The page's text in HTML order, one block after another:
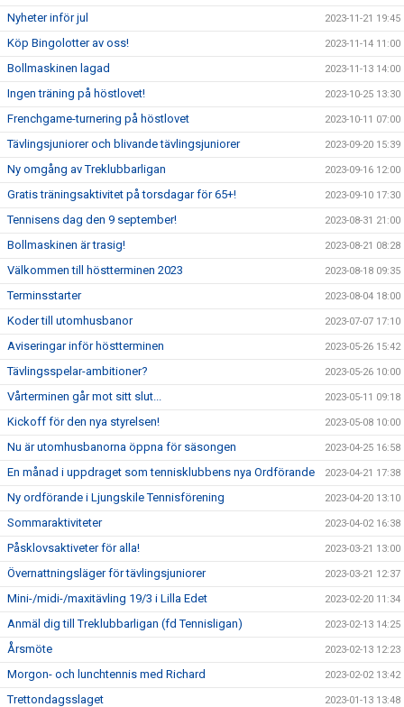
Nyheter inför jul 2023-11-21 19:45
Köp Bingolotter av oss! 2023-11-14 11:00
Bollmaskinen lagad 2023-11-13 14:00
Ingen träning på höstlovet! 2023-10-25 13:30
Frenchgame-turnering på höstlovet 2023-10-11 07:00
Tävlingsjuniorer och blivande tävlingsjuniorer 2023-09-20 15:39
Ny omgång av Treklubbarligan 2023-09-16 12:00
Gratis träningsaktivitet på torsdagar för 65+! 2023-09-10 17:30
Tennisens dag den 9 september! 2023-08-31 21:00
Bollmaskinen är trasig! 2023-08-21 08:28
Välkommen till höstterminen 2023 2023-08-18 09:35
Terminsstarter 2023-08-04 18:00
Koder till utomhusbanor 2023-07-07 17:10
Aviseringar inför höstterminen 2023-05-26 15:42
Tävlingsspelar-ambitioner? 2023-05-26 10:00
Vårterminen går mot sitt slut... 2023-05-11 09:18
Kickoff för den nya styrelsen! 2023-05-08 10:00
Nu är utomhusbanorna öppna för säsongen 2023-04-25 16:58
En månad i uppdraget som tennisklubbens nya Ordförande 2023-04-21 17:38
Ny ordförande i Ljungskile Tennisförening 2023-04-20 13:10
Sommaraktiviteter 2023-04-02 16:38
Påsklovsaktiveter för alla! 2023-03-21 13:00
Övernattningsläger för tävlingsjuniorer 2023-03-21 12:37
Mini-/midi-/maxitävling 19/3 i Lilla Edet 2023-02-20 11:34
Anmäl dig till Treklubbarligan (fd Tennisligan) 2023-02-13 14:25
Årsmöte 2023-02-13 12:23
Morgon- och lunchtennis med Richard 2023-02-02 13:42
Trettondagsslaget 2023-01-13 13:48